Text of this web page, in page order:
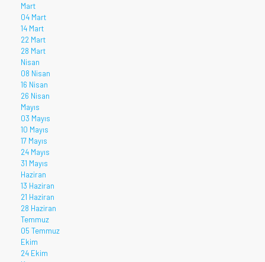
Mart
04 Mart
14 Mart
22 Mart
28 Mart
Nisan
08 Nisan
16 Nisan
26 Nisan
Mayıs
03 Mayıs
10 Mayıs
17 Mayıs
24 Mayıs
31 Mayıs
Haziran
13 Haziran
21 Haziran
28 Haziran
Temmuz
05 Temmuz
Ekim
24 Ekim